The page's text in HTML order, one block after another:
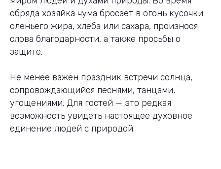
обряда хозяйка чума бросает в огонь кусочки
оленьего жира, хлеба или сахара, произнося
слова благодарности, а также просьбы о
защите.
Не менее важен праздник встречи солнца,
сопровождающийся песнями, танцами,
угощениями. Для гостей — это редкая
возможность увидеть настоящее духовное
единение людей с природой.